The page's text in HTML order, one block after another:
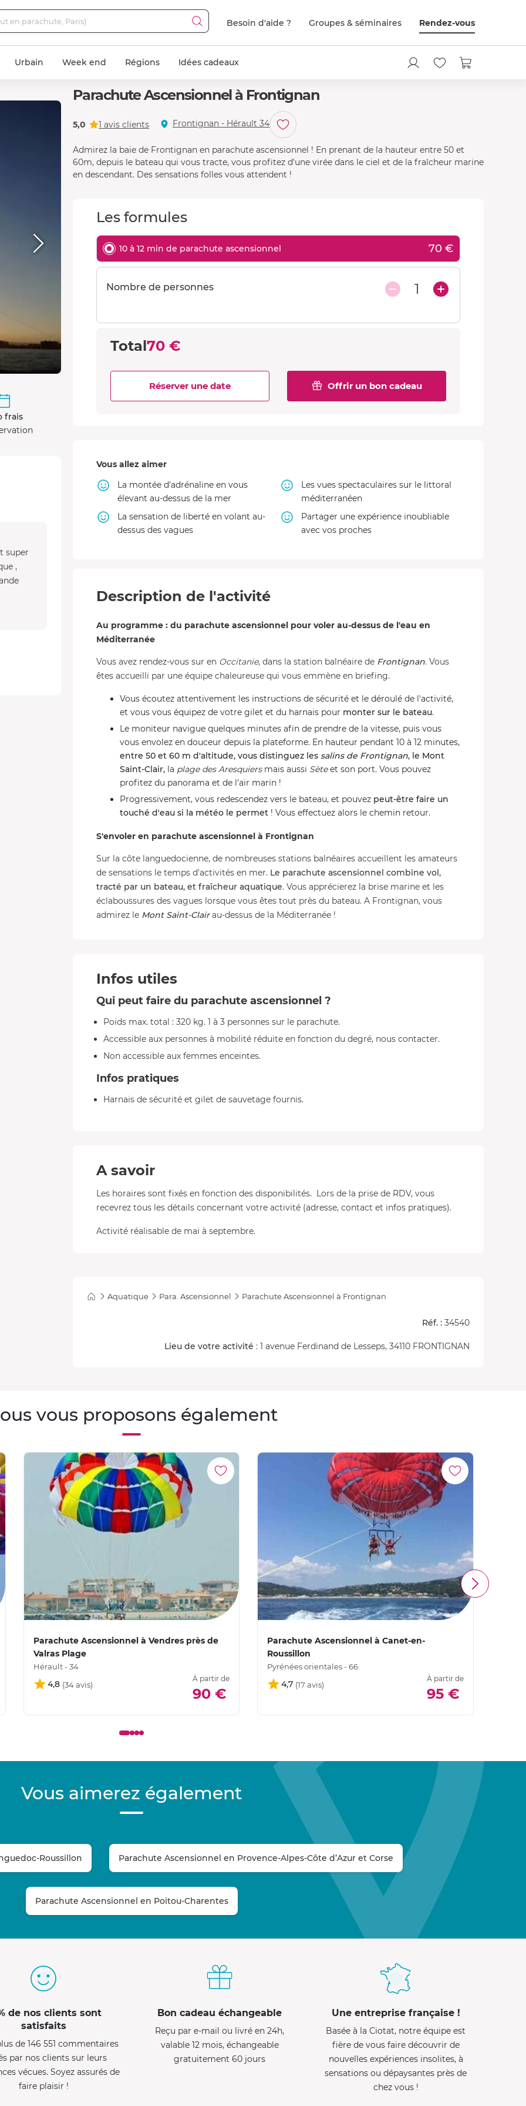
Besoin d'aide ? Groupes & séminaires Rendez-vous
Urbain Week end Régions Idées cadeaux
Parachute Ascensionnel à Frontignan
5,0 1 avis clients Frontignan - Hérault 34
Admirez la baie de Frontignan en parachute ascensionnel ! En prenant de la hauteur entre 50 et
60m, depuis le bateau qui vous tracte, vous profitez d'une virée dans le ciel et de la fraîcheur marine
en descendant. Des sensations folles vous attendent !
Les formules
10 à 12 min de parachute ascensionnel 70 €
Nombre de personnes 1
Total70 €
Offrir un bon cadeau
Réserver une date
Vous allez aimer
La montée d'adrénaline en vous
élevant au-dessus de la mer
Les vues spectaculaires sur le littoral
méditerranéen
La sensation de liberté en volant au-
dessus des vagues
Partager une expérience inoubliable
avec vos proches
Description de l'activité
Au programme : du parachute ascensionnel pour voler au-dessus de l'eau en
Méditerranée
Vous avez rendez-vous sur en Occitanie, dans la station balnéaire de Frontignan. Vous
êtes accueilli par une équipe chaleureuse qui vous emmène en briefing.
Vous écoutez attentivement les instructions de sécurité et le déroulé de l'activité,
et vous vous équipez de votre gilet et du harnais pour monter sur le bateau.
Le moniteur navigue quelques minutes afin de prendre de la vitesse, puis vous
vous envolez en douceur depuis la plateforme. En hauteur pendant 10 à 12 minutes,
entre 50 et 60 m d'altitude, vous distinguez les salins de Frontignan, le Mont
Saint-Clair, la plage des Aresquiersmais aussi Sèteet son port. Vous pouvez
profitez du panorama et de l'air marin !
Progressivement, vous redescendez vers le bateau, et pouvez peut-être faire un
touché d'eau si la météo le permet ! Vous effectuez alors le chemin retour.
S'envoler en parachute ascensionnel à Frontignan
Sur la côte languedocienne, de nombreuses stations balnéaires accueillent les amateurs
de sensations le temps d'activités en mer. Le parachute ascensionnel combine vol,
tracté par un bateau, et fraîcheur aquatique. Vous apprécierez la brise marine et les
éclaboussures des vagues lorsque vous êtes tout près du bateau. A Frontignan, vous
admirez le Mont Saint-Clairau-dessus de la Méditerranée !
Infos utiles
Qui peut faire du parachute ascensionnel ?
Poids max. total : 320 kg. 1 à 3 personnes sur le parachute.
Accessible aux personnes à mobilité réduite en fonction du degré, nous contacter.
Non accessible aux femmes enceintes.
Infos pratiques
Harnais de sécurité et gilet de sauvetage fournis.
A savoir
Les horaires sont fixés en fonction des disponibilités. Lors de la prise de RDV, vous
recevrez tous les détails concernant votre activité (adresse, contact et infos pratiques).
Activité réalisable de mai à septembre.
Aquatique Para. Ascensionnel Parachute Ascensionnel à Frontignan
Réf. : 34540
Lieu de votre activité : 1 avenue Ferdinand de Lesseps, 34110 FRONTIGNAN
frais
super
,
vous proposons également
Parachute Ascensionnel à Vendres près de
Valras Plage
Hérault - 34
4,8
À partir de
90 €
Parachute Ascensionnel à Canet-en-
Roussillon
Pyrénées orientales - 66
4,7
À partir de
95 €
Vous aimerez également
Roussillon Parachute Ascensionnel en Provence-Alpes-Côte d’Azur et Corse
Parachute Ascensionnel en Poitou-Charentes
de nos clients sont
satisfaits
de 146 551 commentaires
par nos clients sur leurs
vécues. Soyez assurés de
faire plaisir !
Bon cadeau échangeable
Reçu par e-mail ou livré en 24h,
valable 12 mois, échangeable
gratuitement 60 jours
Une entreprise française !
Basée à la Ciotat, notre équipe est
fière de vous faire découvrir de
nouvelles expériences insolites, à
sensations ou dépaysantes près de
chez vous !